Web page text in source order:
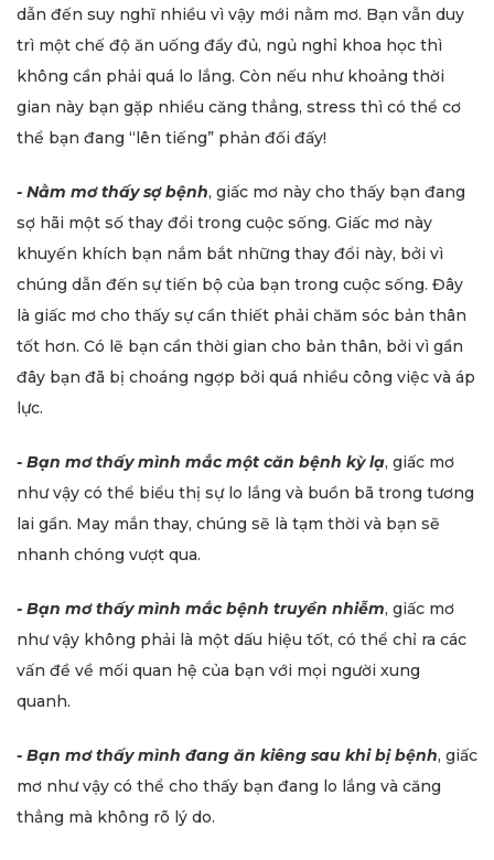
dẫn đến suy nghĩ nhiều vì vậy mới nằm mơ. Bạn vẫn duy
trì một chế độ ăn uống đầy đủ, ngủ nghỉ khoa học thì
không cần phải quá lo lắng. Còn nếu như khoảng thời
gian này bạn gặp nhiều căng thẳng, stress thì có thể cơ
thể bạn đang “lên tiếng” phản đối đấy!
- Nằm mơ thấy sợ bệnh, giấc mơ này cho thấy bạn đang
sợ hãi một số thay đổi trong cuộc sống. Giấc mơ này
khuyến khích bạn nắm bắt những thay đổi này, bởi vì
chúng dẫn đến sự tiến bộ của bạn trong cuộc sống. Đây
là giấc mơ cho thấy sự cần thiết phải chăm sóc bản thân
tốt hơn. Có lẽ bạn cần thời gian cho bản thân, bởi vì gần
đây bạn đã bị choáng ngợp bởi quá nhiều công việc và áp
lực.
- Bạn mơ thấy mình mắc một căn bệnh kỳ lạ, giấc mơ
như vậy có thể biểu thị sự lo lắng và buồn bã trong tương
lai gần. May mắn thay, chúng sẽ là tạm thời và bạn sẽ
nhanh chóng vượt qua.
- Bạn mơ thấy mình mắc bệnh truyền nhiễm, giấc mơ
như vậy không phải là một dấu hiệu tốt, có thể chỉ ra các
vấn đề về mối quan hệ của bạn với mọi người xung
quanh.
- Bạn mơ thấy mình đang ăn kiêng sau khi bị bệnh, giấc
mơ như vậy có thể cho thấy bạn đang lo lắng và căng
thẳng mà không rõ lý do.